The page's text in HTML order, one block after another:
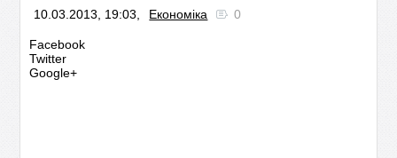
10.03.2013, 19:03, Економіка 0
Facebook
Twitter
Google+